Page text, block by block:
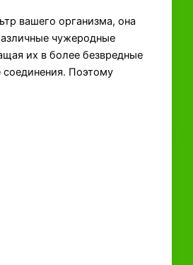
вашего организма, она
чужеродные
их в более безвредные
соединения. Поэтому